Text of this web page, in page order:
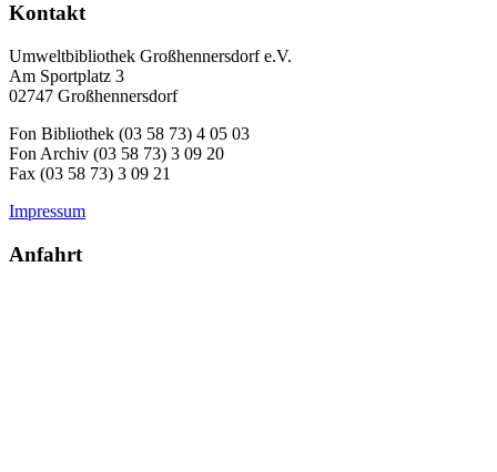
Kontakt
Umweltbibliothek Großhennersdorf e.V.
Am Sportplatz 3
02747 Großhennersdorf
Fon Bibliothek (03 58 73) 4 05 03
Fon Archiv (03 58 73) 3 09 20
Fax (03 58 73) 3 09 21
Impressum
Anfahrt